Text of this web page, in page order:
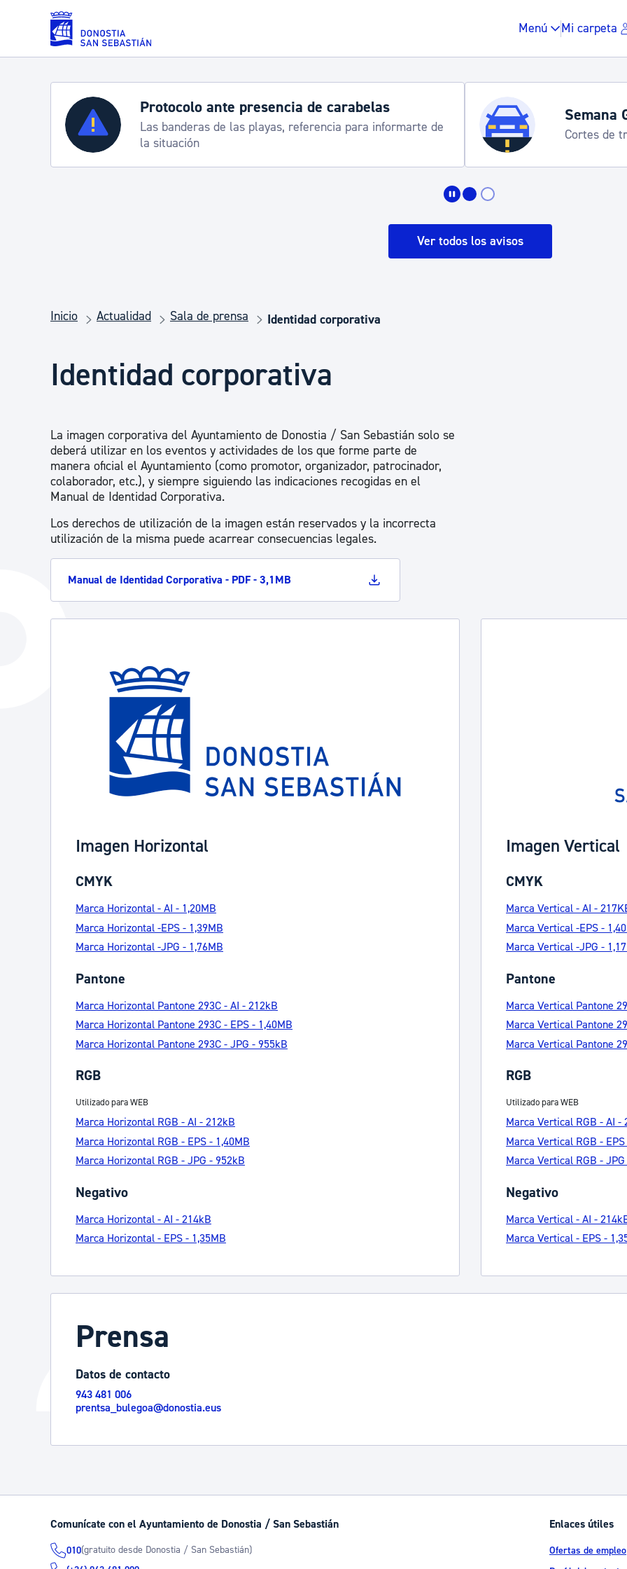
Saltar al contenido principal
Menú Mi carpeta
Servicios
Padrón y asuntos personales
Espacio público,
Seguridad ciudadana y emergencias
Salud Pública, animales y consumo
Participación ciudadana y asociacionismo
Deporte
La ciudad ahora
Descubre la ciudad
Protocolo ante presencia de carabelas
Las banderas de las playas, referencia para informarte de
la situación
Semana
Cortes de
Ver todos los avisos
Inicio Actualidad Sala de prensa Identidad corporativa
Identidad corporativa
La imagen corporativa del Ayuntamiento de Donostia / San Sebastián solo se
deberá utilizar en los eventos y actividades de los que forme parte de
manera oficial el Ayuntamiento (como promotor, organizador, patrocinador,
colaborador, etc.), y siempre siguiendo las indicaciones recogidas en el
Manual de Identidad Corporativa.
Los derechos de utilización de la imagen están reservados y la incorrecta
utilización de la misma puede acarrear consecuencias legales.
Manual de Identidad Corporativa - PDF - 3,1MB
Imagen Horizontal
CMYK
Marca Horizontal - AI - 1,20MB
Marca Horizontal -EPS - 1,39MB
Marca Horizontal -JPG - 1,76MB
Pantone
Marca Horizontal Pantone 293C - AI - 212kB
Marca Horizontal Pantone 293C - EPS - 1,40MB
Marca Horizontal Pantone 293C - JPG - 955kB
RGB
Utilizado para WEB
Marca Horizontal RGB - AI - 212kB
Marca Horizontal RGB - EPS - 1,40MB
Marca Horizontal RGB - JPG - 952kB
Negativo
Marca Horizontal - AI - 214kB
Marca Horizontal - EPS - 1,35MB
Imagen Vertical
CMYK
Marca Vertical - AI -
Marca Vertical -EPS -
Marca Vertical -JPG -
Pantone
Marca Vertical Pantone
Marca Vertical Pantone
Marca Vertical Pantone
RGB
Utilizado para WEB
Marca Vertical RGB - AI -
Marca Vertical RGB -
Marca Vertical RGB -
Negativo
Marca Vertical - AI -
Marca Vertical - EPS -
Prensa
Datos de contacto
943 481 006
prentsa_bulegoa@donostia.eus
Comunícate con el Ayuntamiento de Donostia / San Sebastián
010(gratuito desde Donostia / San Sebastián)
Enlaces útiles
Ofertas de empleo